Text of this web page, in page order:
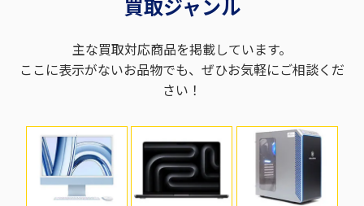
買取ジャンル
主な買取対応商品を掲載しています。
ここに表示がないお品物でも、ぜひお気軽にご相談くだ
さい！